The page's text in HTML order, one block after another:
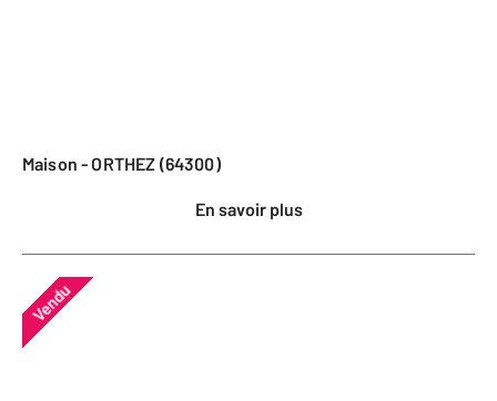
Maison - ORTHEZ (64300)
En savoir plus
Vendu